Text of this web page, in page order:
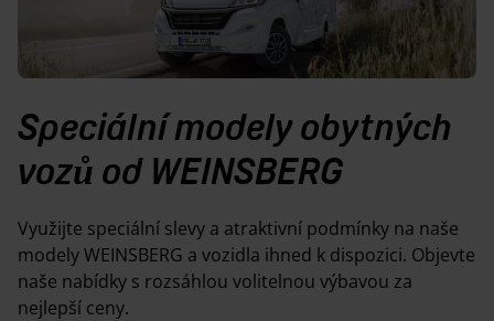
Speciální modely obytných
vozů od WEINSBERG
Využijte speciální slevy a atraktivní podmínky na naše
modely WEINSBERG a vozidla ihned k dispozici. Objevte
naše nabídky s rozsáhlou volitelnou výbavou za
nejlepší ceny.